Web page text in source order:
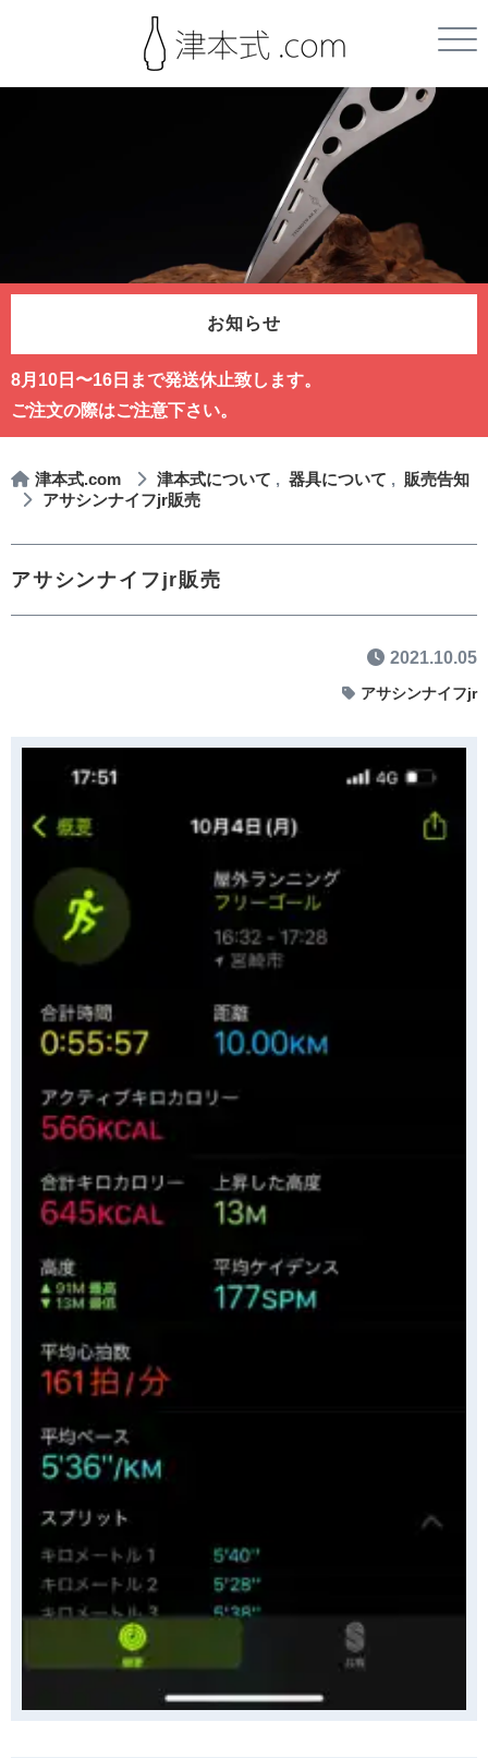
お知らせ
8月10日〜16日まで発送休止致します。
ご注文の際はご注意下さい。
津本式.com 津本式について 器具について
販売告知
アサシンナイフjr販売
アサシンナイフjr販売
2021.10.05
アサシンナイフjr